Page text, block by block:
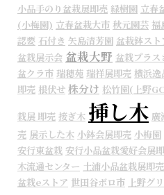
小品手のり盆栽展即売 緑樹園 立春
(小梅園) 立春盆栽大市 秋元園芸 福
認要 石付き 矢島清芳園 盆栽鉢ス
盆栽展示会 盆栽大野 盆栽プラス
盆クラ市 瑞穂苑 瑞祥展即売 横浜
即売 根伏せ 株分け 松竹園(上野
栽展 即売 接ぎ木 挿し木 廣
売 展示した木 小鉢会展即売 小梅園
安行東盆栽 安行小品盆栽愛好会展
木流通センター 土浦小品盆栽展即売
盆栽eストア 世田谷ボロ市 上野グ